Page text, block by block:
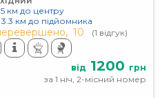
км до центру
3.3 км до підйомника
10 (1 відгук)
від 1200 грн
за 1 ніч, 2-місний номер